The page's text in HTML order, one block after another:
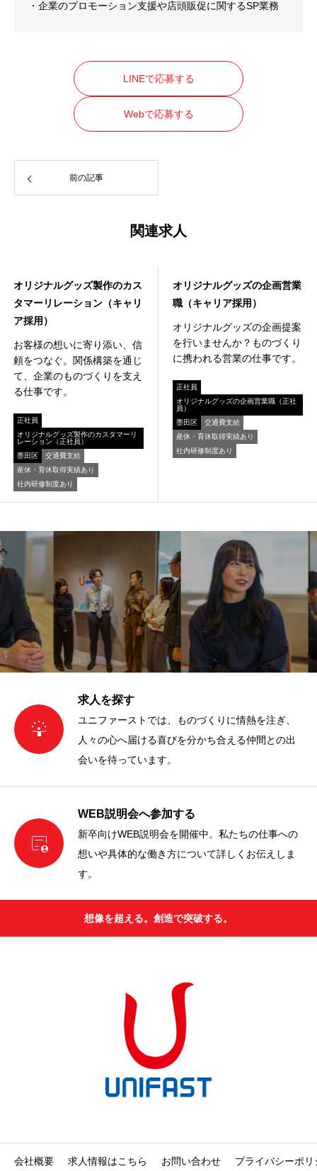
・企業のプロモーション支援や店頭販促に関するSP業務
LINEで応募する
Webで応募する
前の記事
関連求人
オリジナルグッズ製作のカス
タマーリレーション（キャリ
ア採用）
お客様の想いに寄り添い、信
頼をつなぐ。関係構築を通じ
て、企業のものづくりを支え
る仕事です。
正社員
オリジナルグッズ製作のカスタマーリ
レーション（正社員）
墨田区
交通費支給
産休・育休取得実績あり
社内研修制度あり
オリジナルグッズの企画営業
職（キャリア採用）
オリジナルグッズの企画提案
を行いませんか？ものづくり
に携われる営業の仕事です。
正社員
オリジナルグッズの企画営業職（正社
員）
墨田区
交通費支給
産休・育休取得実績あり
社内研修制度あり

求人を探す
ユニファーストでは、ものづくりに情熱を注ぎ、
人々の心へ届ける喜びを分かち合える仲間との出
会いを待っています。

WEB説明会へ参加する
新卒向けWEB説明会を開催中。私たちの仕事への
想いや具体的な働き方について詳しくお伝えしま
す。
想像を超える。創造で突破する。
会社概要 求人情報はこちら お問い合わせ プライバシーポリ